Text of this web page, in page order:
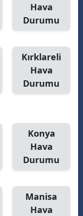
Hava
Durumu
Kırklareli
Hava
Durumu
Konya
Hava
Durumu
Manisa
Hava